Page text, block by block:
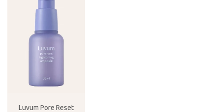
Luvum Pore Reset